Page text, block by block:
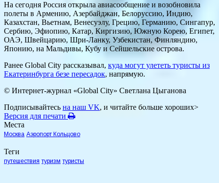
На сегодня Россия открыла авиасообщение и возобновила
полеты в Армению, Азербайджан, Белоруссию, Индию,
Казахстан, Вьетнам, Венесуэлу, Грецию, Германию, Сингапур,
Сербию, Эфиопию, Катар, Киргизию, Южную Корею, Египет,
ОАЭ, Швейцарию, Шри-Ланку, Узбекистан, Финляндию,
Японию, на Мальдивы, Кубу и Сейшельские острова.
Ранее Global City рассказывал, куда могут улететь туристы из
Екатеринбурга безе пересадок, напрямую.
© Интернет-журнал «Global City» Светлана Цыганова
Подписывайтесь на наш VK, и читайте больше хороших>
Версия для печати
Места
Москва Аэропорт Кольцово
Теги
путешествия туризм туристы